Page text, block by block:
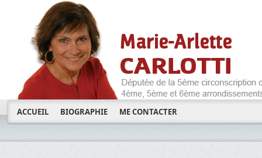
ACCUEIL BIOGRAPHIE ME CONTACTER